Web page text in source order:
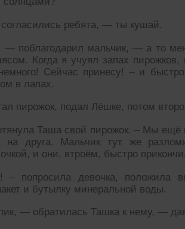
ребята, — ты кушай.
поблагодарил мальчик, — а то
Когда я учуял запах
Сейчас принесу! – и
в лапах.
пирожок, подал Лёшке, потом
Таша свой пирожок. – Мы
на друга. Мальчик тут же
и они, втроём, быстро
попросила девочка, положила
и бутылку минеральной воды.
— обратилась Ташка к нему, —